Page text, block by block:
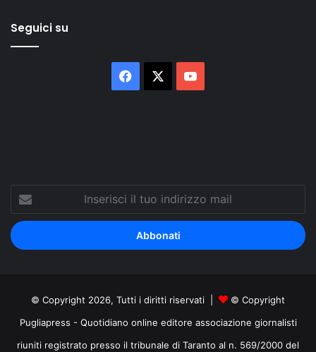
Seguici su
Facebook
Inserisci
tuo
indirizzo
mail
© Copyright 2026, Tutti i diritti riservati |
© Copyright
Pugliapress - Quotidiano online editore associazione giornalisti
riuniti registrato presso il tribunale di Taranto al n. 569/2000 del